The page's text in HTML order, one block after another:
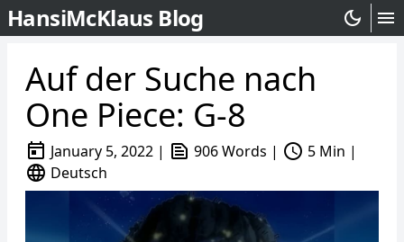
HansiMcKlaus Blog dark_mode menu
Auf der Suche nach
One Piece: G-8
today January 5, 2022 | text_snippet 906 Words | schedule 5 Min |
language Deutsch